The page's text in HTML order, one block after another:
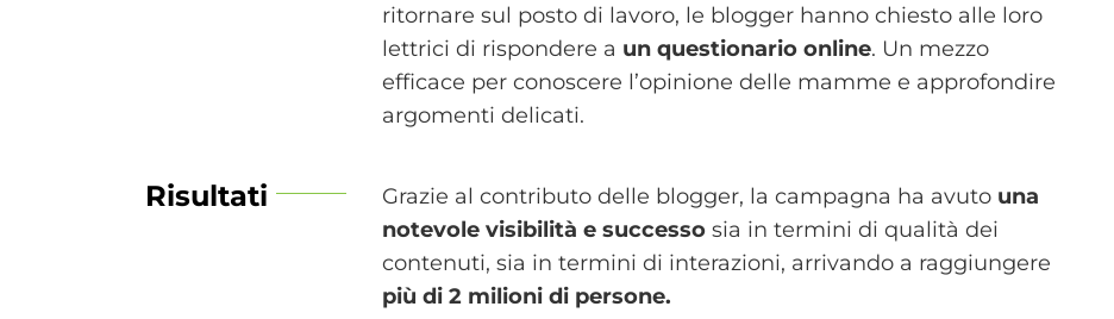
ritornare sul posto di lavoro, le blogger hanno chiesto alle loro
lettrici di rispondere a un questionario online. Un mezzo
efficace per conoscere l’opinione delle mamme e approfondire
argomenti delicati.
Risultati Grazie al contributo delle blogger, la campagna ha avuto una
notevole visibilità e successo sia in termini di qualità dei
contenuti, sia in termini di interazioni, arrivando a raggiungere
più di 2 milioni di persone.